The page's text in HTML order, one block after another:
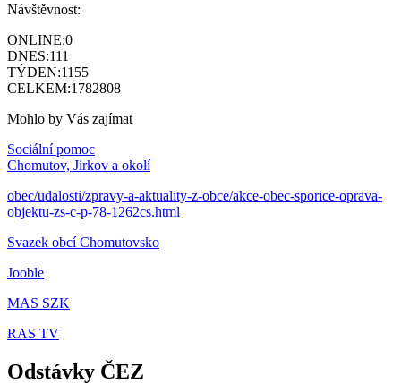
Návštěvnost:
ONLINE:0
DNES:111
TÝDEN:1155
CELKEM:1782808
Mohlo by Vás zajímat
Sociální pomoc
Chomutov, Jirkov a okolí
obec/udalosti/zpravy-a-aktuality-z-obce/akce-obec-sporice-oprava-
objektu-zs-c-p-78-1262cs.html
Svazek obcí Chomutovsko
Jooble
MAS SZK
RAS TV
Odstávky ČEZ